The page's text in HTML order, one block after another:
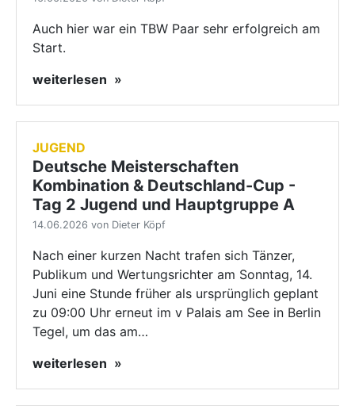
Auch hier war ein TBW Paar sehr erfolgreich am
Start.
weiterlesen
JUGEND
Deutsche Meisterschaften
Kombination & Deutschland-Cup -
Tag 2 Jugend und Hauptgruppe A
14.06.2026 von Dieter Köpf
Nach einer kurzen Nacht trafen sich Tänzer,
Publikum und Wertungsrichter am Sonntag, 14.
Juni eine Stunde früher als ursprünglich geplant
zu 09:00 Uhr erneut im v Palais am See in Berlin
Tegel, um das am…
weiterlesen